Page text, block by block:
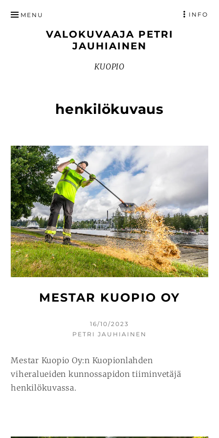
SISÄLTÖÖN
VALOKUVAAJA PETRI
JAUHIAINEN
KUOPIO
MENU INFO
henkilökuvaus
MESTAR KUOPIO OY
KIRJOITETTU
16/10/2023
KIRJOITTAJA
PETRI JAUHIAINEN
Mestar Kuopio Oy:n Kuopionlahden
viheralueiden kunnossapidon tiiminvetäjä
henkilökuvassa.